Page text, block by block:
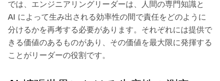
では、エンジニアリングリーダーは、人間の専門知識と
AI によって生み出される効率性の間で責任をどのように
分けるかを再考する必要があります。それぞれには提供で
きる価値のあるものがあり、その価値を最大限に発揮する
ことがリーダーの役割です。